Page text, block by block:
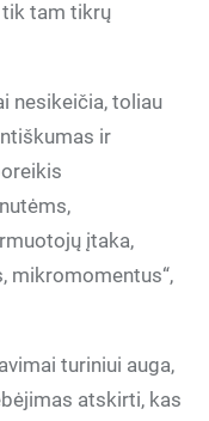
tam tikrų
nesikeičia, toliau
ir
įtaka,
mikromomentus“,
turiniui auga,
atskirti, kas